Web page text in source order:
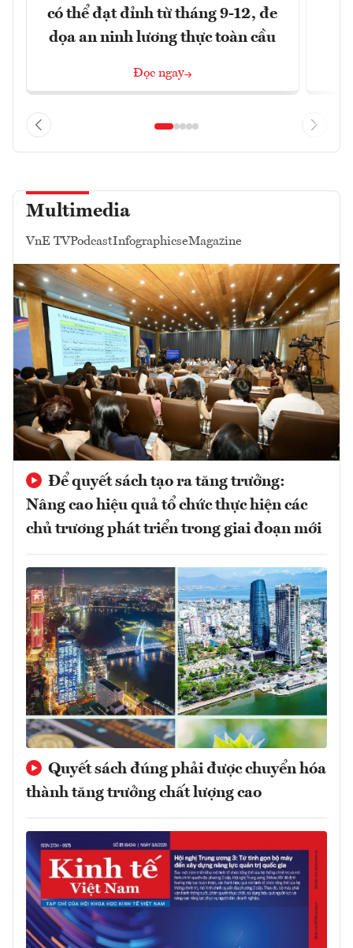
có thể đạt đỉnh từ tháng 9-12, đe
dọa an ninh lương thực toàn cầu
Đọc ngay
Multimedia
VnE TVPodcastInfographicseMagazine
Để quyết sách tạo ra tăng trưởng:
Nâng cao hiệu quả tổ chức thực hiện các
chủ trương phát triển trong giai đoạn mới
Quyết sách đúng phải được chuyển hóa
thành tăng trưởng chất lượng cao